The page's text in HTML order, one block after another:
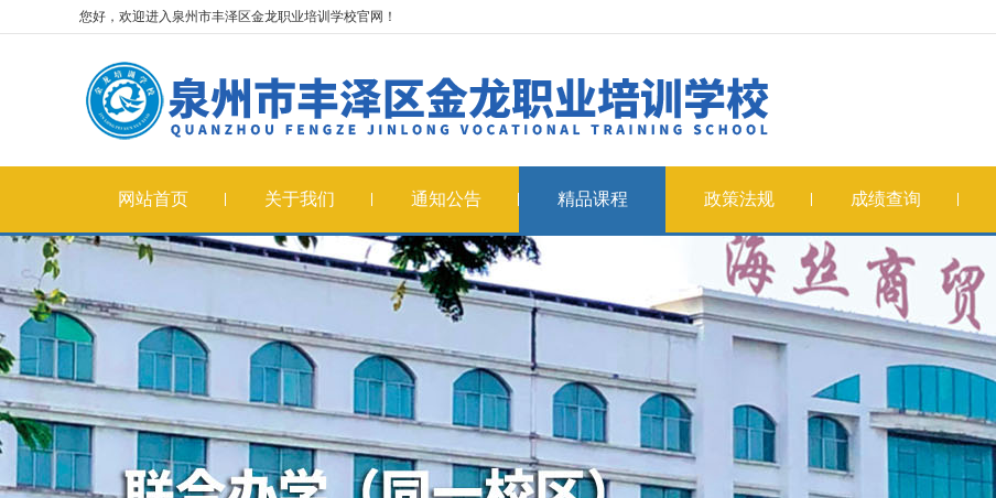
您好，欢迎进入泉州市丰泽区金龙职业培训学校官网！
网站首页 关于我们 通知公告 精品课程 政策法规 成绩查询